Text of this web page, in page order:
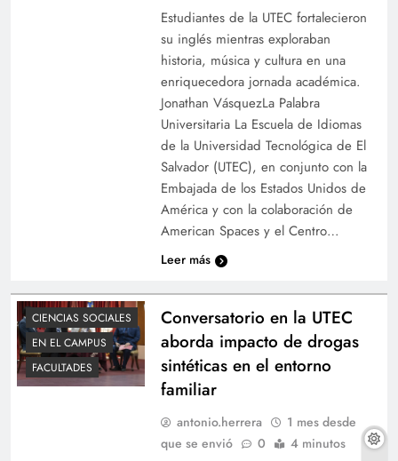
Estudiantes de la UTEC fortalecieron
su inglés mientras exploraban
historia, música y cultura en una
enriquecedora jornada académica.
Jonathan VásquezLa Palabra
Universitaria La Escuela de Idiomas
de la Universidad Tecnológica de El
Salvador (UTEC), en conjunto con la
Embajada de los Estados Unidos de
América y con la colaboración de
American Spaces y el Centro…
Leer más
CIENCIAS SOCIALES
EN EL CAMPUS
FACULTADES
Conversatorio en la UTEC
aborda impacto de drogas
sintéticas en el entorno
familiar
antonio.herrera
1 mes desde
que se envió
0 4 minutos